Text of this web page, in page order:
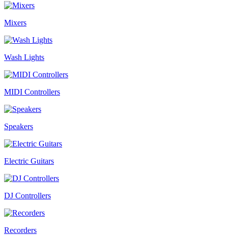
Mixers
Wash Lights
MIDI Controllers
Speakers
Electric Guitars
DJ Controllers
Recorders